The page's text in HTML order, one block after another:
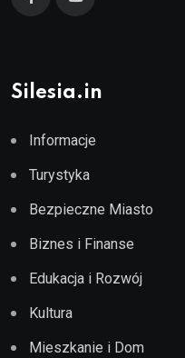
Silesia.in
Informacje
Turystyka
Bezpieczne Miasto
Biznes i Finanse
Edukacja i Rozwój
Kultura
Mieszkanie i Dom